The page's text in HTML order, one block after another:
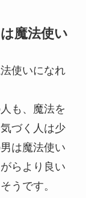
魔法使い
使いになれ
も、魔法を
づく人は少
は魔法使い
らより良い
うです。